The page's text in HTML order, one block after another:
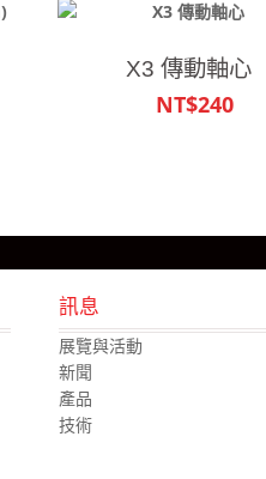
X3 傳動軸心
NT$240
訊息
展覽與活動
新聞
產品
技術